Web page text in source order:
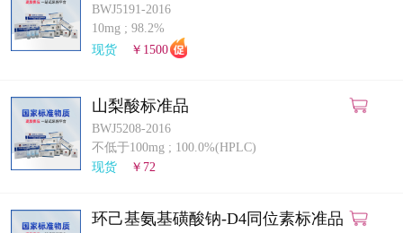
BWJ5191-2016
10mg ; 98.2%
现货
￥1500
山梨酸标准品
BWJ5208-2016
不低于100mg ; 100.0%(HPLC)
现货
￥72
环己基氨基磺酸钠-D4同位素标准品